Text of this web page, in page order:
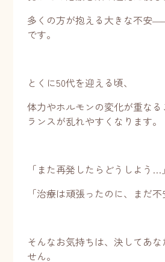
多くの方が抱える大きな不安
です。
とくに50代を迎える頃、
体力やホルモンの変化が重な
ランスが乱れやすくなります。
「また再発したらどうしよう…」
「治療は頑張ったのに、まだ不
そんなお気持ちは、決してあ
せん。